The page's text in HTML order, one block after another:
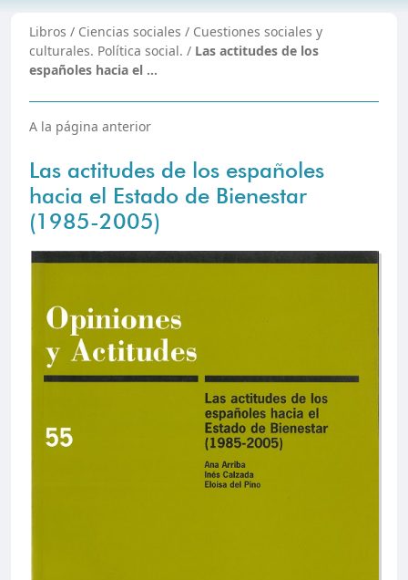
Libros / Ciencias sociales / Cuestiones sociales y
culturales. Polí­tica social. / Las actitudes de los
españoles hacia el …
A la página anterior
Las actitudes de los españoles
hacia el Estado de Bienestar
(1985-2005)